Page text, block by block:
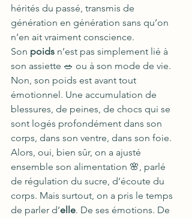
hérités du passé, transmis de
génération en génération sans qu’on
n’en ait vraiment conscience.
Son poids n’est pas simplement lié à
son assiette 🥗 ou à son mode de vie.
Non, son poids est avant tout
émotionnel. Une accumulation de
blessures, de peines, de chocs qui se
sont logés profondément dans son
corps, dans son ventre, dans son foie.
Alors, oui, bien sûr, on a ajusté
ensemble son alimentation 🌸, parlé
de régulation du sucre, d’écoute du
corps. Mais surtout, on a pris le temps
de parler d’elle. De ses émotions. De